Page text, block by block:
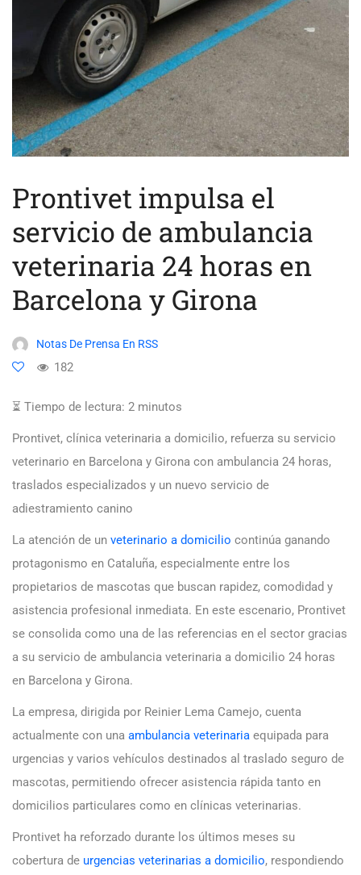
Prontivet impulsa el
servicio de ambulancia
veterinaria 24 horas en
Barcelona y Girona
Notas De Prensa En RSS
182
⏳ Tiempo de lectura: 2 minutos
Prontivet, clínica veterinaria a domicilio, refuerza su servicio
veterinario en Barcelona y Girona con ambulancia 24 horas,
traslados especializados y un nuevo servicio de
adiestramiento canino
La atención de un veterinario a domicilio continúa ganando
protagonismo en Cataluña, especialmente entre los
propietarios de mascotas que buscan rapidez, comodidad y
asistencia profesional inmediata. En este escenario, Prontivet
se consolida como una de las referencias en el sector gracias
a su servicio de ambulancia veterinaria a domicilio 24 horas
en Barcelona y Girona.
La empresa, dirigida por Reinier Lema Camejo, cuenta
actualmente con una ambulancia veterinaria equipada para
urgencias y varios vehículos destinados al traslado seguro de
mascotas, permitiendo ofrecer asistencia rápida tanto en
domicilios particulares como en clínicas veterinarias.
Prontivet ha reforzado durante los últimos meses su
cobertura de urgencias veterinarias a domicilio, respondiendo